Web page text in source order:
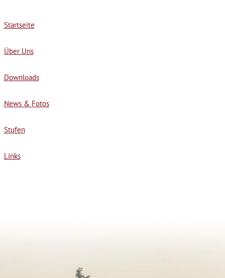
Startseite
Über Uns
Downloads
News & Fotos
Stufen
Links